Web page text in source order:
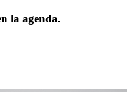
la agenda.